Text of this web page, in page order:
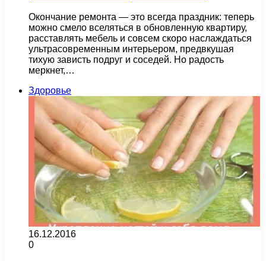
Окончание ремонта — это всегда праздник: теперь
можно смело вселяться в обновленную квартиру,
расставлять мебель и совсем скоро наслаждаться
ультрасовременным интерьером, предвкушая
тихую зависть подруг и соседей. Но радость
меркнет,…
Здоровье
16.12.2016
0